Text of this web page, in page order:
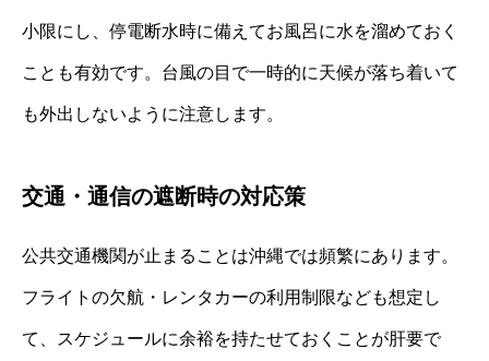
小限にし、停電断水時に備えてお風呂に水を溜めておく
ことも有効です。台風の目で一時的に天候が落ち着いて
も外出しないように注意します。
交通・通信の遮断時の対応策
公共交通機関が止まることは沖縄では頻繁にあります。
フライトの欠航・レンタカーの利用制限なども想定し
て、スケジュールに余裕を持たせておくことが肝要で